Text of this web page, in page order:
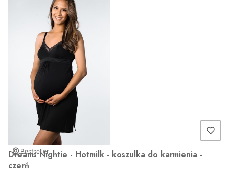
Bestseller
Dreams Nightie - Hotmilk - koszulka do karmienia -
czerń